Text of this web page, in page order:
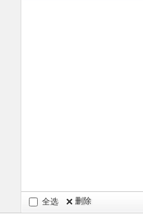
全选 删除